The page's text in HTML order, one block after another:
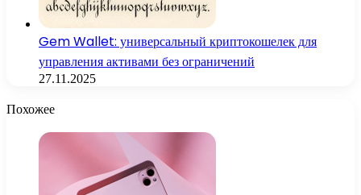
Gem Wallet: универсальный криптокошелек для
управления активами без ограничений
27.11.2025
Похожее